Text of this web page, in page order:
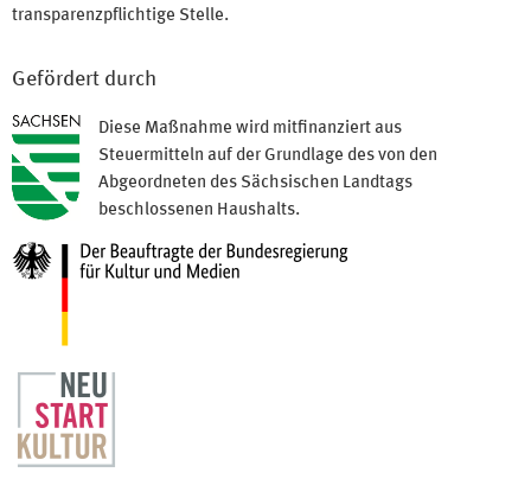
transparenzpflichtige Stelle.
Gefördert durch
Diese Maßnahme wird mitfinanziert aus
Steuermitteln auf der Grundlage des von den
Abgeordneten des Sächsischen Landtags
beschlossenen Haushalts.